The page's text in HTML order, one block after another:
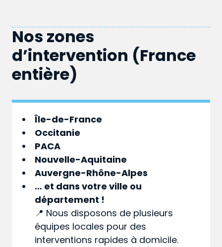
Nos zones
d’intervention (France
entière)
Île-de-France
Occitanie
PACA
Nouvelle-Aquitaine
Auvergne-Rhône-Alpes
… et dans votreville ou
département !
📍 Nous disposons de plusieurs
équipes locales pour des
interventions rapides à domicile.